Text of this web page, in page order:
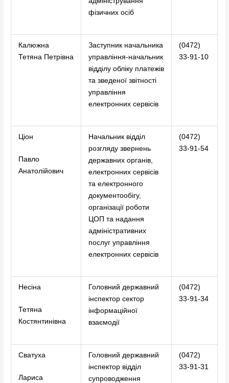
фізичних осіб
Калюжна
Тетяна Петрівна
Заступник начальника
управління-начальник
відділу обліку платежів
та зведеної звітності
управління
електронних сервісів
(0472)
33-91-10
Ціон
Павло
Анатолійович
Начальник відділ
розгляду звернень
державних органів,
електронних сервісів
та електронного
документообігу,
організації роботи
ЦОП та надання
адміністративних
послуг управління
електронних сервісів
(0472)
33-91-54
Несіна
Тетяна
Костянтинівна
Головний державний
інспектор сектор
інформаційної
взаємодії
(0472)
33-91-34
Сватуха
Лариса
Головний державний
інспектор відділ
супроводження
(0472)
33-91-31